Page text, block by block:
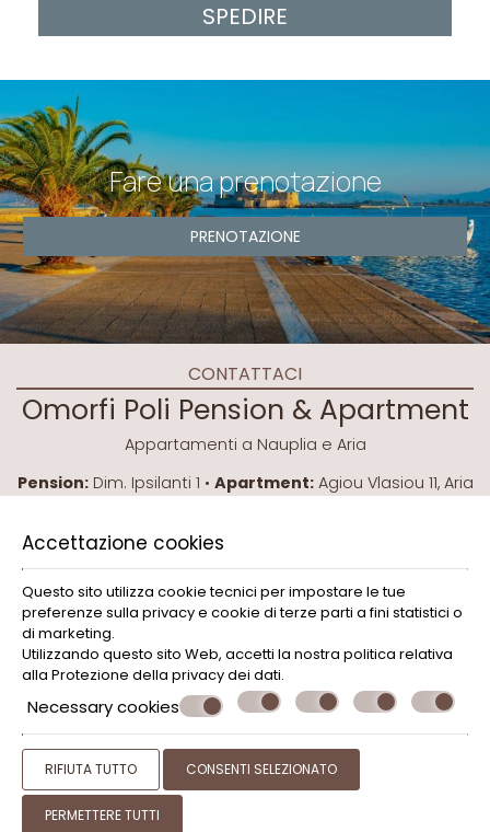
SPEDIRE
Fare una prenotazione
PRENOTAZIONE
CONTATTACI
Omorfi Poli Pension & Apartment
Appartamenti a Nauplia e Aria
Pension:Dim. Ipsilanti 1 • Apartment:Agiou Vlasiou 11, Aria
Nafplio - Argolida 21100 - Greece
+30 2752021565
sofroni5@otenet.gr
Check-in 15:00 Check-out 11:00
Aperto 1.04 - 31.10
Accettazione cookies
Questo sito utilizza cookie tecnici per impostare le tue
preferenze sulla privacy e cookie di terze parti a fini statistici o
di marketing.
Utilizzando questo sito Web, accetti la nostra politica relativa
alla Protezione della privacy dei dati.
Necessary cookies
RIFIUTA TUTTO CONSENTI SELEZIONATO
PERMETTERE TUTTI